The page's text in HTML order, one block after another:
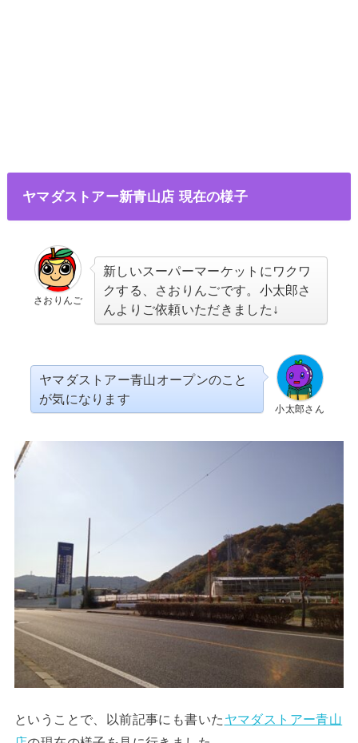
ヤマダストアー新青山店 現在の様子
さおりんご
新しいスーパーマーケットにワクワ
クする、さおりんごです。小太郎さ
んよりご依頼いただきました↓
小太郎さん
ヤマダストアー青山オープンのこと
が気になります
ということで、以前記事にも書いた ヤマダストアー青山